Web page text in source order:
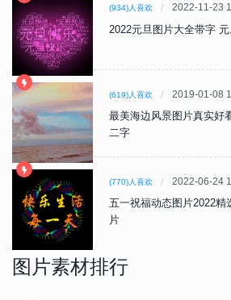
(934)人喜欢 2022-11-23
2022元旦图片大全带字
(619)人喜欢 2019-01-08
最美海边风景图片真实好
二字
(770)人喜欢 2022-06-24
五一祝福动态图片2022精
片
图片素材排行